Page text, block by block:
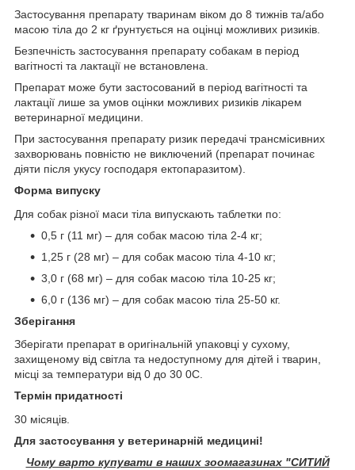
Застосування препарату тваринам віком до 8 тижнів та/або
масою тіла до 2 кг ґрунтується на оцінці можливих ризиків.
Безпечність застосування препарату собакам в період
вагітності та лактації не встановлена.
Препарат може бути застосований в період вагітності та
лактації лише за умов оцінки можливих ризиків лікарем
ветеринарної медицини.
При застосування препарату ризик передачі трансмісивних
захворювань повністю не виключений (препарат починає
діяти після укусу господаря ектопаразитом).
Форма випуску
Для собак різної маси тіла випускають таблетки по:
0,5 г (11 мг) – для собак масою тіла 2-4 кг;
1,25 г (28 мг) – для собак масою тіла 4-10 кг;
3,0 г (68 мг) – для собак масою тіла 10-25 кг;
6,0 г (136 мг) – для собак масою тіла 25-50 кг.
Зберігання
Зберігати препарат в оригінальній упаковці у сухому,
захищеному від світла та недоступному для дітей і тварин,
місці за температури від 0 до 30 0С.
Термін придатності
30 місяців.
Для застосування у ветеринарній медицині!
Чому варто купувати в наших зоомагазинах "СИТИЙ